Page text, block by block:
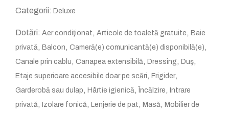
Categorii: Deluxe
Dotări: Aer condiţionat , Articole de toaletă gratuite , Baie
privată , Balcon , Cameră(e) comunicantă(e) disponibilă(e) ,
Canale prin cablu , Canapea extensibilă , Dressing , Duş,
Etaje superioare accesibile doar pe scări , Frigider,
Garderobă sau dulap , Hârtie igienică , Încălzire , Intrare
privată , Izolare fonică , Lenjerie de pat , Masă , Mobilier de